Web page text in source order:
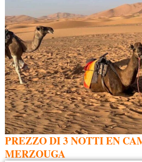
PREZZO DI 3 NOTTI EN
MERZOUGA